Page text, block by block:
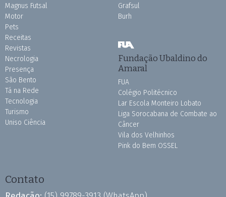
Magnus Futsal
Motor
Pets
Receitas
Revistas
Necrologia
Presença
São Bento
Tá na Rede
Tecnologia
Turismo
Uniso Ciência
Grafsul
Burh
Fundação Ubaldino do
Amaral
FUA
Colégio Politécnico
Lar Escola Monteiro Lobato
Liga Sorocabana de Combate ao
Câncer
Vila dos Velhinhos
Pink do Bem OSSEL
Contato